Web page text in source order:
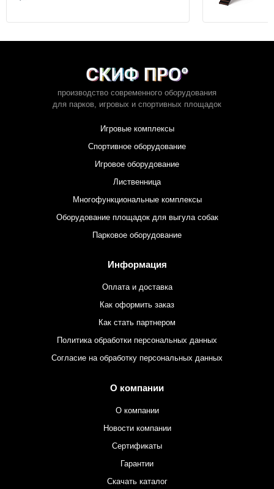
производство современного оборудования
для парков, игровых и спортивных площадок
Игровые комплексы
Спортивное оборудование
Игровое оборудование
Лиственница
Многофункциональные комплексы
Оборудование площадок для выгула собак
Парковое оборудование
Информация
Оплата и доставка
Как оформить заказ
Как стать партнером
Политика обработки персональных данных
Согласие на обработку персональных данных
О компании
О компании
Новости компании
Сертификаты
Гарантии
Скачать каталог